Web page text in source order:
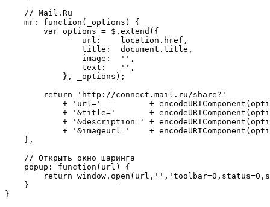
    // Mail.Ru
    mr: function(_options) {
        var options = $.extend({
                url:    location.href,
                title:  document.title,
                image:  '',
                text:   '',
            }, _options);
        return 'http://connect.mail.ru/share?'
+ 'url='          +
+ '&title='       +
+ '&description=' +
+ '&imageurl='    +
    },
    // Открыть окно шаринга
    popup: function(url) {
return
    }